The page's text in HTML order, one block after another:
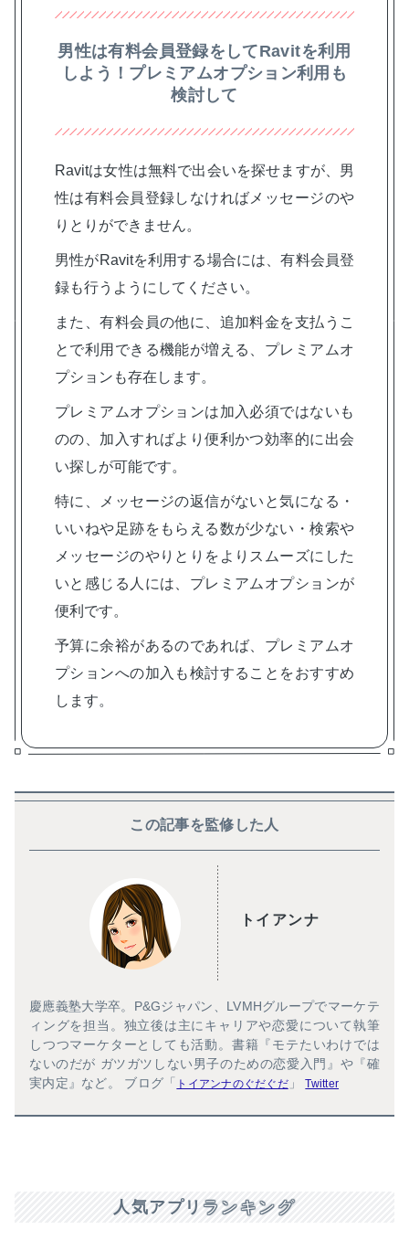
男性は有料会員登録をしてRavitを利用
しよう！プレミアムオプション利用も
検討して
Ravitは女性は無料で出会いを探せますが、男
性は有料会員登録しなければメッセージのや
りとりができません。
男性がRavitを利用する場合には、有料会員登
録も行うようにしてください。
また、有料会員の他に、追加料金を支払うこ
とで利用できる機能が増える、プレミアムオ
プションも存在します。
プレミアムオプションは加入必須ではないも
のの、加入すればより便利かつ効率的に出会
い探しが可能です。
特に、メッセージの返信がないと気になる・
いいねや足跡をもらえる数が少ない・検索や
メッセージのやりとりをよりスムーズにした
いと感じる人には、プレミアムオプションが
便利です。
予算に余裕があるのであれば、プレミアムオ
プションへの加入も検討することをおすすめ
します。
この記事を監修した人
トイアンナ
慶應義塾大学卒。P&Gジャパン、LVMHグループでマーケテ
ィングを担当。独立後は主にキャリアや恋愛について執筆
しつつマーケターとしても活動。書籍『モテたいわけでは
ないのだが ガツガツしない男子のための恋愛入門』や『確
実内定』など。 ブログ「
トイアンナのぐだぐだ」Twitter
人気アプリ ランキング